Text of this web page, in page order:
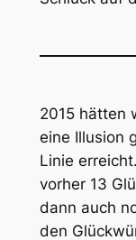
2015 hätten
eine Illusion
Linie
vorher 13
dann auch
den